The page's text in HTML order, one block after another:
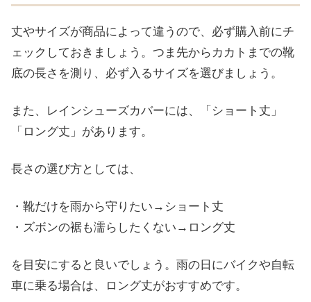
丈やサイズが商品によって違うので、必ず購入前にチ
ェックしておきましょう。つま先からカカトまでの靴
底の長さを測り、必ず入るサイズを選びましょう。
また、レインシューズカバーには、「ショート丈」
「ロング丈」があります。
長さの選び方としては、
・靴だけを雨から守りたい→ショート丈
・ズボンの裾も濡らしたくない→ロング丈
を目安にすると良いでしょう。雨の日にバイクや自転
車に乗る場合は、ロング丈がおすすめです。